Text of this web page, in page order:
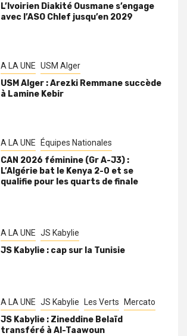
L’Ivoirien Diakité Ousmane s’engage
avec l’ASO Chlef jusqu’en 2029
A LA UNE USM Alger
USM Alger : Arezki Remmane succède
à Lamine Kebir
A LA UNE Équipes Nationales
CAN 2026 féminine (Gr A-J3) :
L’Algérie bat le Kenya 2-0 et se
qualifie pour les quarts de finale
A LA UNE JS Kabylie
JS Kabylie : cap sur la Tunisie
A LA UNE JS Kabylie Les Verts Mercato
JS Kabylie : Zineddine Belaïd
transféré à Al-Taawoun